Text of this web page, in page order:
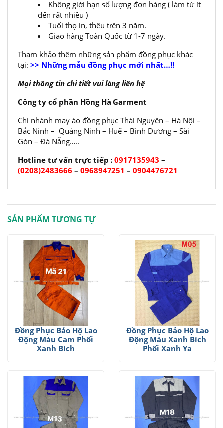
Không giới hạn số lượng đơn hàng ( làm từ ít
đến rất nhiều )
Tuổi thọ in, thêu trên 3 năm.
Giao hàng Toàn Quốc từ 1-7 ngày.
Tham khảo thêm những sản phẩm đồng phục khác
tại: >> Những mẫu đồng phục mới nhất…!!
Mọi thông tin chi tiết vui lòng liên hệ
Công ty cổ phần Hồng Hà Garment
Chi nhánh may áo đồng phục Thái Nguyên – Hà Nội –
Bắc Ninh – Quảng Ninh – Huế – Bình Dương – Sài
Gòn – Đà Nẵng…..
Hotline tư vấn trực tiếp : 0917135943 –
(0208)2483666 – 0968947251 – 0904476721
SẢN PHẨM TƯƠNG TỰ
Đồng Phục Bảo Hộ Lao
Động Màu Cam Phối
Xanh Bích
Đồng Phục Bảo Hộ Lao
Động Màu Xanh Bích
Phối Xanh Ya